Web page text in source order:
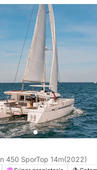
Lagoon 450 SporTop 14m(2022)